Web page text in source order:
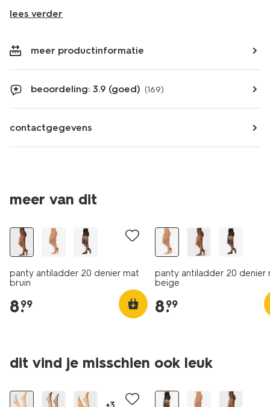
lees verder
meer productinformatie
beoordeling: 3.9 (goed) (169)
contactgegevens
meer van dit
2 voor 14.99
met je HEMA pas
panty antiladder 20 denier mat
bruin
8.
99
panty antiladder 20 denier
beige
8.
99
dit vind je misschien ook leuk
2 paar
2 voor 14.99
met je HEMA pas